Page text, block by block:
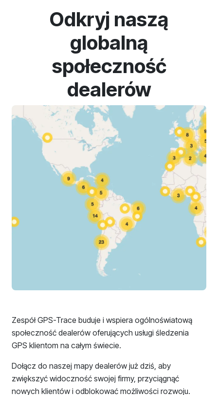
Odkryj naszą
globalną
społeczność
dealerów
Zespół GPS-Trace buduje i wspiera ogólnoświatową
społeczność dealerów oferujących usługi śledzenia
GPS klientom na całym świecie.
Dołącz do naszej mapy dealerów już dziś, aby
zwiększyć widoczność swojej firmy, przyciągnąć
nowych klientów i odblokować możliwości rozwoju.